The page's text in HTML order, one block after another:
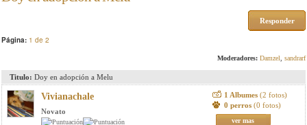
Responder
Página: 1 de 2
Moderadores: Damzel sandrarf
Titulo: Doy en adopción a Melu
Vivianachale
Novato
1 Albumes (2 fotos)
0 perros (0 fotos)
ver mas